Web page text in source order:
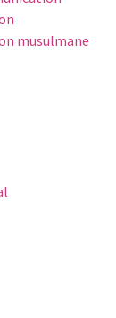
musulmane